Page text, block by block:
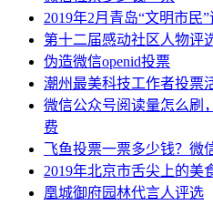
2019年2月青岛“文明市民
第十二届感动社区人物评
伪造微信openid投票
潮州最美科技工作者投票
微信公众号阅读量怎么刷
费
飞鱼投票一票多少钱？微
2019年北京市舌尖上的美
凰城御府园林代言人评选